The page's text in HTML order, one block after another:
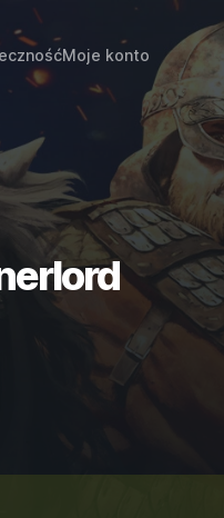
Moje konto